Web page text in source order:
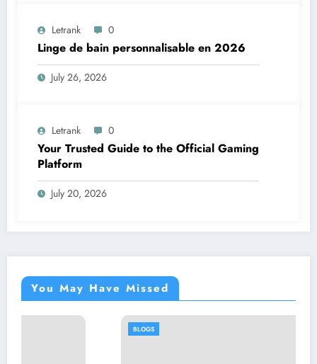
Letrank 0
Linge de bain personnalisable en 2026
July 26, 2026
Letrank 0
Your Trusted Guide to the Official Gaming
Platform
July 20, 2026
You May Have Missed